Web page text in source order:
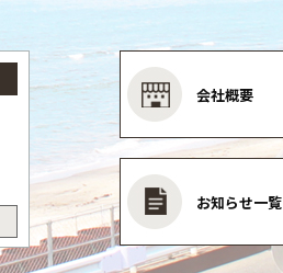
会社概要
お知らせ一覧